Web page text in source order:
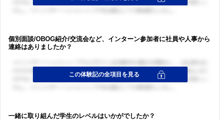
個別面談/OBOG紹介/交流会など、インターン参加者に社員や人事から
連絡はありましたか？
一緒に取り組んだ学生のレベルはいかがでしたか？